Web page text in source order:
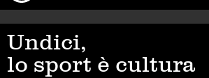
Undici,
lo sport è cultura